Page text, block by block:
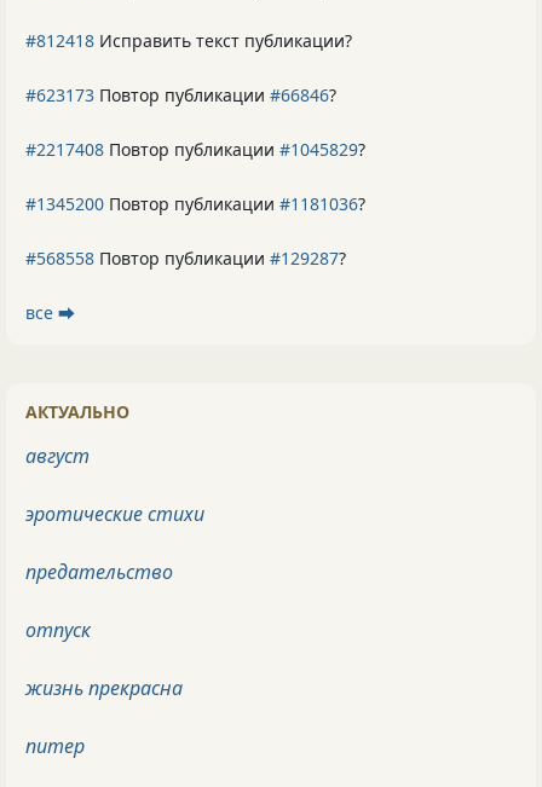
#812418 Исправить текст публикации?
#623173 Повтор публикации #66846?
#2217408 Повтор публикации #1045829?
#1345200 Повтор публикации #1181036?
#568558 Повтор публикации #129287?
все ⮕
АКТУАЛЬНО
август
эротические стихи
предательство
отпуск
жизнь прекрасна
питер